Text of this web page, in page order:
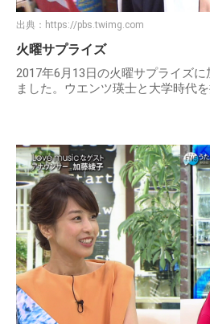
出典： https://pbs.twimg.com
火曜サプライズ
2017年6月13日の火曜サプライズ
ました。ウエンツ瑛士と大学時代